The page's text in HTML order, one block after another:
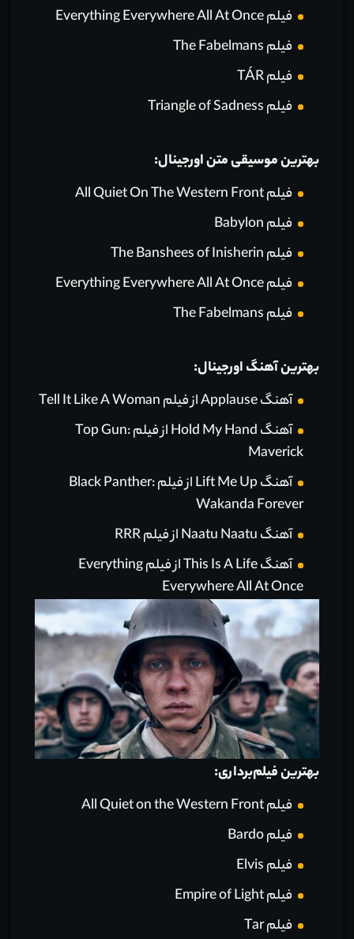
فیلم Everything Everywhere All At Once
فیلم The Fabelmans
فیلم TÁR
فیلم Triangle of Sadness
بهترین موسیقی متن اورجینال:
فیلم All Quiet On The Western Front
فیلم Babylon
فیلم The Banshees of Inisherin
فیلم Everything Everywhere All At Once
فیلم The Fabelmans
بهترین آهنگ اورجینال:
آهنگ Applause از فیلم Tell It Like A Woman
آهنگ Hold My Hand از فیلم Top Gun:
Maverick
آهنگ Lift Me Up از فیلم Black Panther:
Wakanda Forever
آهنگ Naatu Naatu از فیلم RRR
آهنگ This Is A Life از فیلم Everything
Everywhere All At Once
بهترین فیلم‌برداری:
فیلم All Quiet on the Western Front
فیلم Bardo
فیلم Elvis
فیلم Empire of Light
فیلم Tar